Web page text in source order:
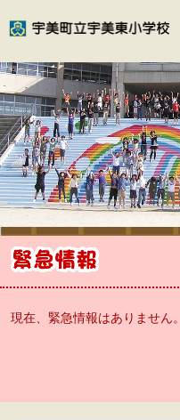
現在、緊急情報はありません。